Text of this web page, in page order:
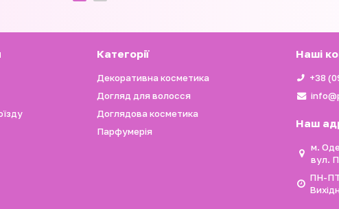
Категорії
Декоративна косметика
Догляд для волосся
Доглядова косметика
Парфумерія
Наші
+38
Наш
м.
вул.
ПН-